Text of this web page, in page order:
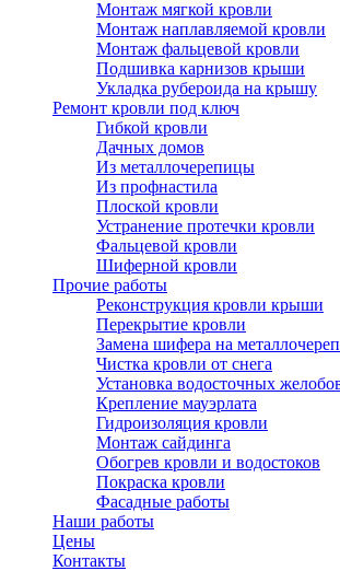
Монтаж мягкой кровли
Монтаж наплавляемой кровли
Монтаж фальцевой кровли
Подшивка карнизов крыши
Укладка рубероида на крышу
Ремонт кровли под ключ
Гибкой кровли
Дачных домов
Из металлочерепицы
Из профнастила
Плоской кровли
Устранение протечки кровли
Фальцевой кровли
Шиферной кровли
Прочие работы
Реконструкция кровли крыши
Перекрытие кровли
Замена шифера на
Чистка кровли от снега
Установка водосточных
Крепление мауэрлата
Гидроизоляция кровли
Монтаж сайдинга
Обогрев кровли и водостоков
Покраска кровли
Фасадные работы
Наши работы
Цены
Контакты